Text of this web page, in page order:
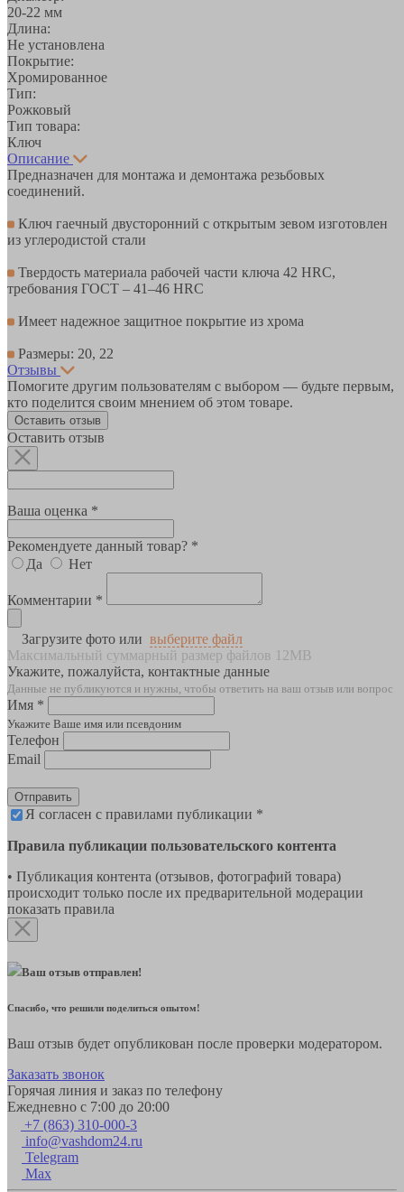
20-22 мм
Длина:
Не установлена
Покрытие:
Хромированное
Тип:
Рожковый
Тип товара:
Ключ
Описание
Предназначен для монтажа и демонтажа резьбовых
соединений.
Ключ гаечный двусторонний с открытым зевом изготовлен
из углеродистой стали
Твердость материала рабочей части ключа 42 HRC,
требования ГОСТ – 41–46 HRC
Имеет надежное защитное покрытие из хрома
Размеры: 20, 22
Отзывы
Помогите другим пользователям с выбором — будьте первым,
кто поделится своим мнением об этом товаре.
Оставить отзыв
Оставить отзыв
Ваша оценка *
Рекомендуете данный товар? *
Да
Нет
Комментарии *
Загрузите фото или выберите файл
Максимальный суммарный размер файлов 12MB
Укажите, пожалуйста, контактные данные
Данные не публикуются и нужны, чтобы ответить на ваш отзыв или вопрос
Имя *
Укажите Ваше имя или псевдоним
Телефон
Email
Отправить
Я согласен с правилами публикации *
Правила публикации пользовательского контента
• Публикация контента (отзывов, фотографий товара)
происходит только после их предварительной модерации
показать правила
Ваш отзыв отправлен!
Спасибо, что решили поделиться опытом!
Ваш отзыв будет опубликован после проверки модератором.
Заказать звонок
Горячая линия и заказ по телефону
Ежедневно с 7:00 до 20:00
+7 (863) 310-000-3
info@vashdom24.ru
Telegram
Max